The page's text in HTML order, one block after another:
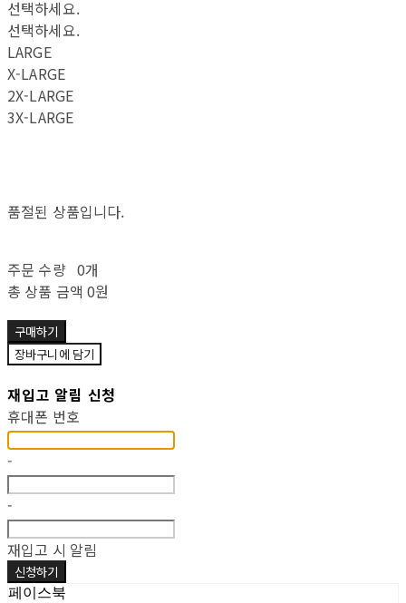
선택하세요.
선택하세요.
LARGE
X-LARGE
2X-LARGE
3X-LARGE
품절된 상품입니다.
주문 수량 0개
총 상품 금액 0원
구매하기
장바구니에 담기
재입고 알림 신청
휴대폰 번호
-
-
재입고 시 알림
신청하기
페이스북